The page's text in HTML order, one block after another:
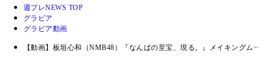
週プレNEWS TOP
グラビア
グラビア動画
【動画】板垣心和（NMB48）『なんばの至宝、現る。』メイキングム